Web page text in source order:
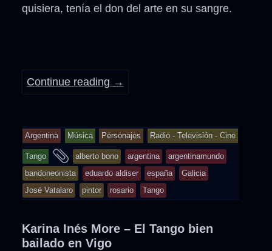
quisiera, tenía el don del arte en su sangre.
Continue reading →
Argentina Música Personajes Radio - Televisión - Cine
Tango
and
tagged
alberto bono argentina
argentinamundo
bandoneonista
eduardo aldiser españa
Galicia
José Vatalaro
pintor rosario Tango
Karina Inés More – El Tango bien
bailado en Vigo